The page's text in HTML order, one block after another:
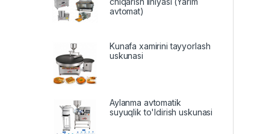
avtomat)
Kunafa xamirini tayyorlash
uskunasi
Aylanma avtomatik
suyuqlik to'ldirish uskunasi